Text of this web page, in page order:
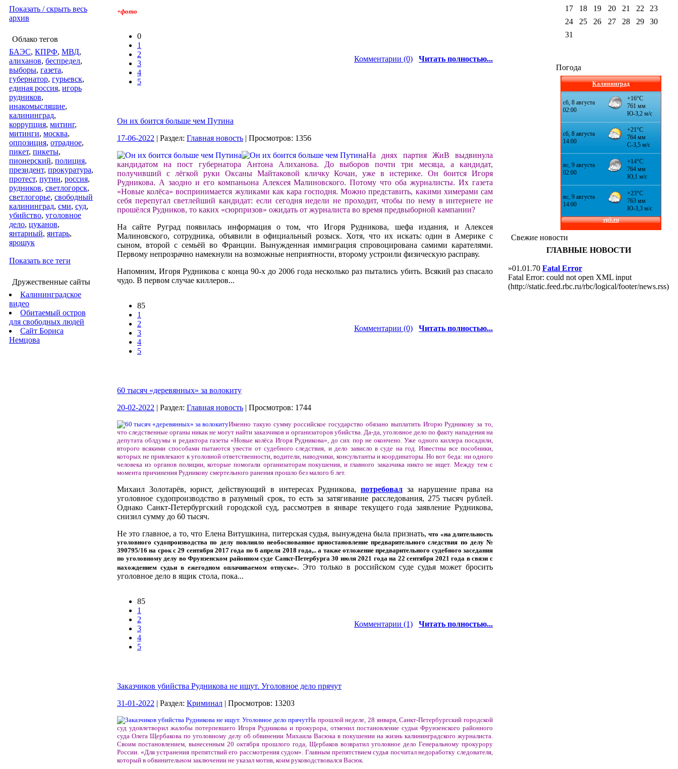
Показать / скрыть весь
архив
Облако тегов
БАЭС, КПРФ, МВД,
алиханов, беспредел,
выборы, газета,
губернатор, гурьевск,
единая россия, игорь
рудников,
инакомыслящие,
калининград,
коррупция, митинг,
митинги, москва,
оппозиция, отрадное,
пикет, пикеты,
пионерский, полиция,
президент, прокуратура,
протест, путин, россия,
рудников, светлогорск,
светлогорье, свободный
калининград, сми, суд,
убийство, уголовное
дело, цуканов,
янтарный, янтарь,
ярошук
Показать все теги
Дружественные сайты
Калининградское
видео
Обитаемый остров
для свободных людей
Сайт Бориса
Немцова
+фото
0
1
2
3
4
5
Комментарии (0) Читать полностью...
Он их боится больше чем Путина
17-06-2022 | Раздел: Главная новость | Просмотров: 1356
На днях партия ЖиВ выдвинула
кандидатом на пост губернатора Антона Алиханова. До выборов почти три месяца, а кандидат,
получивший с лёгкой руки Оксаны Майтаковой кличку Кочан, уже в истерике. Он боится Игоря
Рудникова. А заодно и его компаньона Алексея Малиновского. Потому что оба журналисты. Их газета
«Новые колёса» воспринимается жуликами как кара господня. Можно представить, какими химерами сам
себя перепугал светлейший кандидат: если сегодня недели не проходит, чтобы по нему в интернете не
прошёлся Рудников, то каких «сюрпризов» ожидать от журналиста во время предвыборной кампании?
На сайте Руград появилась информация о том, что Игоря Рудникова, шефа издания, и Алексея
Малиновского, сотрудника, объявили в официальный розыск. Хотя, что их искать: один в Америке с
сыном, второй с семьёй во Франции. Вынужденная иммиграция спровоцирована самими карателями.
Первому непрозрачно намекнули на возможные неприятности, второму устроили физическую расправу.
Напомним, Игоря Рудникова с конца 90-х до 2006 года несколько раз пытались убить. Всякий раз спасало
чудо. В первом случае киллеров...
85
1
2
3
4
5
Комментарии (0) Читать полностью...
60 тысяч «деревянных» за волокиту
20-02-2022 | Раздел: Главная новость | Просмотров: 1744
Именно такую сумму российское государство обязано выплатить Игорю Рудникову за то,
что следственные органы никак не могут найти заказчиков и организаторов убийства. Да-да, уголовное дело по факту нападения на
депутата облдумы и редактора газеты «Новые колёса Игоря Рудникова», до сих пор не окончено. Уже одного киллера посадили,
второго всякими способами пытаются увести от судебного следствия, и дело зависло в суде на год. Известны все пособники,
которых не привлекают к уголовной ответственности, водители, наводчики, консультанты и координаторы. Но вот беда: ни одного
человека из органов полиции, которые помогали организаторам покушения, и главного заказчика никто не ищет. Между тем с
момента причинения Рудникову смертельного ранения прошло без малого 6 лет.
Михаил Золотарёв, юрист, действующий в интересах Рудникова,потребовал за нарушение права на
уголовное судопроизводство в разумный срок, то есть за затягивание расследования, 275 тысяч рублей.
Однако Санкт-Петербургский городской суд, рассмотрев в январе текущего года заявление Рудникова,
снизил сумму до 60 тысяч.
Не это главное, а то, что Елена Витушкина, питерская судья, вынуждена была признать,что «на длительность
уголовного судопроизводства по делу повлияло необоснованное приостановление предварительного следствия по делу №
390795/16 на срок с 29 сентября 2017 года по 6 апреля 2018 года,.. а также отложение предварительного судебного заседания
по уголовному делу во Фрунзенском районном суде Санкт-Петербурга 30 июля 2021 года на 22 сентября 2021 года в связи с
нахождением судьи в ежегодном оплачиваемом отпуске». Это только в российском суде судья может бросить
уголовное дело в ящик стола, пока...
85
1
2
3
4
5
Комментарии (1) Читать полностью...
Заказчиков убийства Рудникова не ищут. Уголовное дело прячут
31-01-2022 | Раздел: Криминал | Просмотров: 13203
На прошлой неделе, 28 января, Санкт-Петербургский городской
суд удовлетворил жалобы потерпевшего Игоря Рудникова и прокурора, отменил постановление судьи Фрунзенского районного
суда Олега Щербакова по уголовному делу об обвинении Михаила Васюка в покушении на жизнь калининградского журналиста.
Своим постановлением, вынесенным 20 октября прошлого года, Щербаков возвратил уголовное дело Генеральному прокурору
России. «Для устранения препятствий его рассмотрения судом». Главным препятствием судья посчитал недоработку следователя,
который в обвинительном заключении не указал мотив, коим руководствовался Васюк.
17
18 19 20 21 22
23
24
25 26 27 28 29
30
31
Погода
Калининград
Свежие новости
ГЛАВНЫЕ НОВОСТИ
»01.01.70 Fatal Error
Fatal Error: could not open XML input
(http://static.feed.rbc.ru/rbc/logical/footer/news.rss)